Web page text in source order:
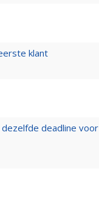
klant
deadline voor